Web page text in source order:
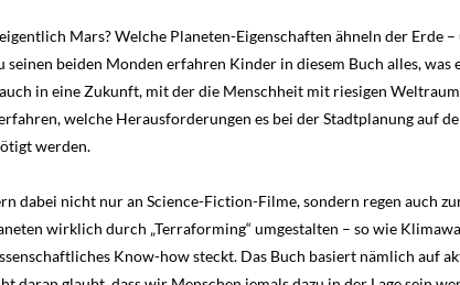
Mars? Welche Planeten-Eigenschaften ähneln der Erde
seinen beiden Monden erfahren Kinder in diesem Buch alles,
in eine Zukunft, mit der die Menschheit mit riesigen
welche Herausforderungen es bei der Stadtplanung auf
werden.
dabei nicht nur an Science-Fiction-Filme, sondern regen auch
wirklich durch „Terraforming“ umgestalten – so wie
Know-how steckt. Das Buch basiert nämlich auf